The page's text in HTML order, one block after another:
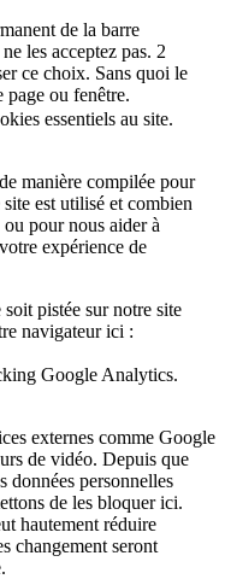
de la barre
les acceptez pas. 2
ce choix. Sans quoi le
page ou fenêtre.
essentiels au site.
manière compilée pour
est utilisé et combien
pour nous aider à
expérience de
pistée sur notre site
navigateur ici :
Google Analytics.
externes comme Google
de vidéo. Depuis que
données personnelles
de les bloquer ici.
hautement réduire
changement seront